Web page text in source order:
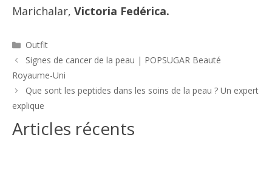
Marichalar, Victoria Fedérica.
Catégories
Outfit
Navigation
des
articles
Signes de cancer de la peau | POPSUGAR Beauté
Royaume-Uni
Que sont les peptides dans les soins de la peau ? Un expert
explique
Articles récents